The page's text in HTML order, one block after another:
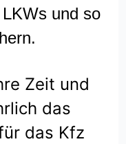
und so
Zeit und
das
das Kfz